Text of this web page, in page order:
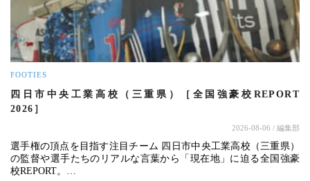
FOOTIES
四日市中央工業高校（三重県）［全国強豪校REPORT
2026］
2026-08-06 / 編集部
選手権の頂点を目指す注目チーム 四日市中央工業高校（三重県）
の監督や選手たちのリアルな言葉から「現在地」に迫る全国強豪
校REPORT。…